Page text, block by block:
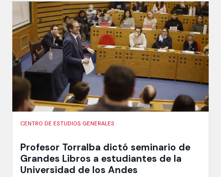
CENTRO DE ESTUDIOS GENERALES
Profesor Torralba dictó seminario de
Grandes Libros a estudiantes de la
Universidad de los Andes